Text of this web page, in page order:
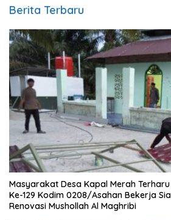
Berita Terbaru
Masyarakat Desa Kapal Merah Terharu
Ke-129 Kodim 0208/Asahan Bekerja
Renovasi Mushollah Al Maghribi